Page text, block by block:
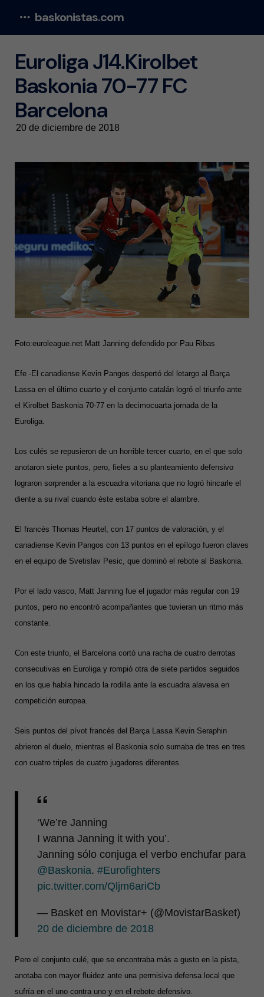
baskonistas.com
Euroliga J14.Kirolbet
Baskonia 70-77 FC
Barcelona
20 de diciembre de 2018
Foto:euroleague.net Matt Janning defendido por Pau Ribas
Efe -El canadiense Kevin Pangos despertó del letargo al Barça
Lassa en el último cuarto y el conjunto catalán logró el triunfo ante
el Kirolbet Baskonia 70-77 en la decimocuarta jornada de la
Euroliga.
Los culés se repusieron de un horrible tercer cuarto, en el que solo
anotaron siete puntos, pero, fieles a su planteamiento defensivo
lograron sorprender a la escuadra vitoriana que no logró hincarle el
diente a su rival cuando éste estaba sobre el alambre.
El francés Thomas Heurtel, con 17 puntos de valoración, y el
canadiense Kevin Pangos con 13 puntos en el epílogo fueron claves
en el equipo de Svetislav Pesic, que dominó el rebote al Baskonia.
Por el lado vasco, Matt Janning fue el jugador más regular con 19
puntos, pero no encontró acompañantes que tuvieran un ritmo más
constante.
Con este triunfo, el Barcelona cortó una racha de cuatro derrotas
consecutivas en Euroliga y rompió otra de siete partidos seguidos
en los que había hincado la rodilla ante la escuadra alavesa en
competición europea.
Seis puntos del pívot francés del Barça Lassa Kevin Seraphin
abrieron el duelo, mientras el Baskonia solo sumaba de tres en tres
con cuatro triples de cuatro jugadores diferentes.
‘We’re Janning
I wanna Janning it with you’.
Janning sólo conjuga el verbo enchufar para
@Baskonia.#Eurofighters
pic.twitter.com/Qljm6ariCb
— Basket en Movistar+ (@MovistarBasket)
20 de diciembre de 2018
Pero el conjunto culé, que se encontraba más a gusto en la pista,
anotaba con mayor fluidez ante una permisiva defensa local que
sufría en el uno contra uno y en el rebote defensivo.